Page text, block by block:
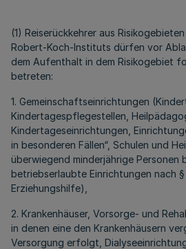
(1) Reiserückkehrer aus
Robert-Koch-Instituts dürfen vor
dem Aufenthalt in dem Risikogebiet
betreten:
1. Gemeinschaftseinrichtungen
Kindertagespflegestellen,
Kindertageseinrichtungen,
in besonderen Fällen“, Schulen und
überwiegend minderjährige
betriebserlaubte Einrichtungen nach
Erziehungshilfe),
2. Krankenhäuser, Vorsorge- und
in denen eine den Krankenhäusern
Versorgung erfolgt,